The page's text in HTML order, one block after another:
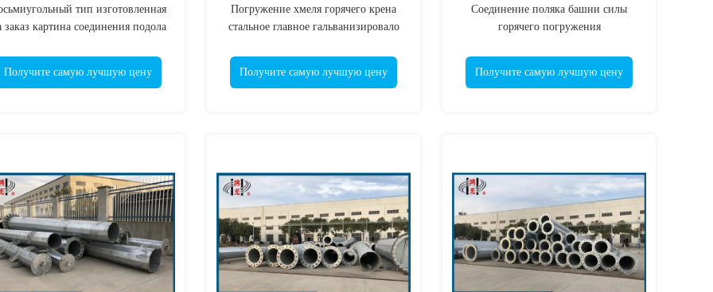
тип изготовленная
заказ картина соединения подола
трубчатый
Получите самую лучшую цену
Погружение хмеля горячего крена
стальное главное гальванизировало
Получите самую лучшую цену
Соединение поляка башни силы
горячего погружения
Получите самую лучшую цену